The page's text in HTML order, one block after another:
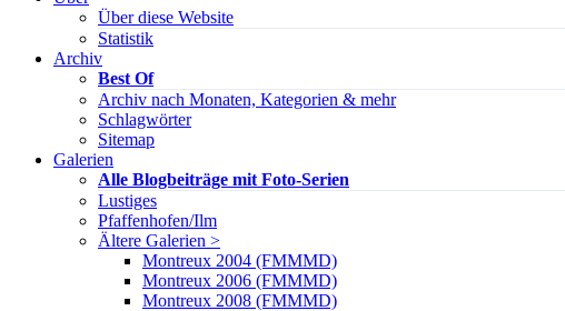
Über diese Website
Statistik
Archiv
Best Of
Archiv nach Monaten, Kategorien & mehr
Schlagwörter
Sitemap
Galerien
Alle Blogbeiträge mit Foto-Serien
Lustiges
Pfaffenhofen/Ilm
Ältere Galerien >
Montreux 2004 (FMMMD)
Montreux 2006 (FMMMD)
Montreux 2008 (FMMMD)